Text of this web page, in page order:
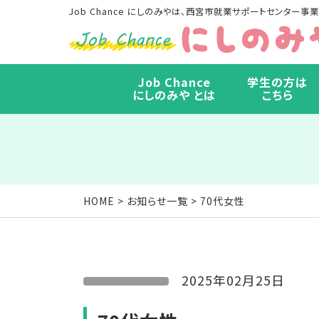
Job Chance にしのみやは、西宮市就業サポートセンター事業
Job Chance
にしのみや とは
学生の方は
こちら
HOME > お知らせ一覧 > 70代女性
2025年02月25日